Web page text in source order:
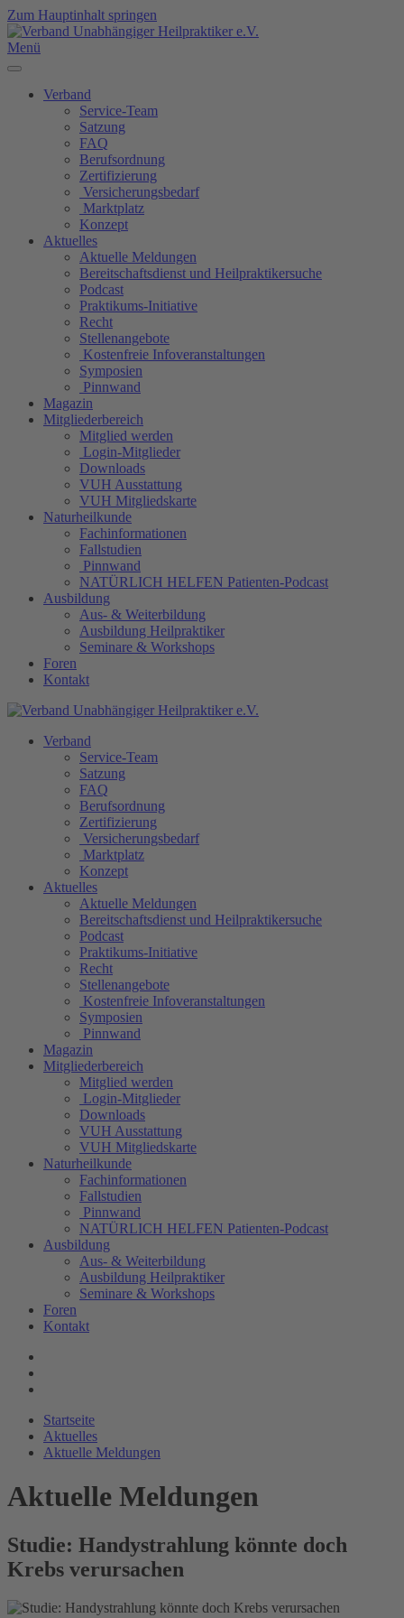
Zum Hauptinhalt springen
Menü
Verband
Service-Team
Satzung
FAQ
Berufsordnung
Zertifizierung
Versicherungsbedarf
Marktplatz
Konzept
Aktuelles
Aktuelle Meldungen
Bereitschaftsdienst und Heilpraktikersuche
Podcast
Praktikums-Initiative
Recht
Stellenangebote
Kostenfreie Infoveranstaltungen
Symposien
Pinnwand
Magazin
Mitgliederbereich
Mitglied werden
Login-Mitglieder
Downloads
VUH Ausstattung
VUH Mitgliedskarte
Naturheilkunde
Fachinformationen
Fallstudien
Pinnwand
NATÜRLICH HELFEN Patienten-Podcast
Ausbildung
Aus- & Weiterbildung
Ausbildung Heilpraktiker
Seminare & Workshops
Foren
Kontakt
Verband
Service-Team
Satzung
FAQ
Berufsordnung
Zertifizierung
Versicherungsbedarf
Marktplatz
Konzept
Aktuelles
Aktuelle Meldungen
Bereitschaftsdienst und Heilpraktikersuche
Podcast
Praktikums-Initiative
Recht
Stellenangebote
Kostenfreie Infoveranstaltungen
Symposien
Pinnwand
Magazin
Mitgliederbereich
Mitglied werden
Login-Mitglieder
Downloads
VUH Ausstattung
VUH Mitgliedskarte
Naturheilkunde
Fachinformationen
Fallstudien
Pinnwand
NATÜRLICH HELFEN Patienten-Podcast
Ausbildung
Aus- & Weiterbildung
Ausbildung Heilpraktiker
Seminare & Workshops
Foren
Kontakt
Startseite
Aktuelles
Aktuelle Meldungen
Aktuelle Meldungen
Studie: Handystrahlung könnte doch
Krebs verursachen